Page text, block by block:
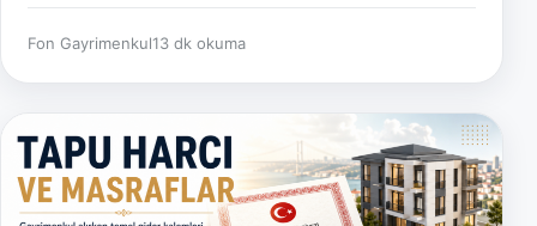
Fon Gayrimenkul13 dk okuma